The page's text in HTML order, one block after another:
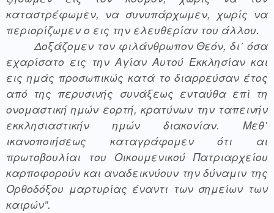
καταστρέφωμεν, να συνυπάρχωμεν, χωρίς να
περιορίζωμεν ο εις την ελευθερίαν του άλλου.
Δοξάζομεν τον φιλάνθρωπον Θεόν, δι᾿ όσα
εχαρίσατο εις την Αγίαν Αυτού Εκκλησίαν και
εις ημάς προσωπικώς κατά το διαρρεύσαν έτος
από της περυσινής συνάξεως ενταύθα επί τη
ονομαστική ημών εορτή, κρατύνων την ταπεινήν
εκκλησιαστικήν ημών διακονίαν. Μεθ᾿
ικανοποιήσεως καταγράφομεν ότι αι
πρωτοβουλίαι του Οικουμενικού Πατριαρχείου
καρποφορούν και αναδεικνύουν την δύναμιν της
Ορθοδόξου μαρτυρίας έναντι των σημείων των
καιρών”.